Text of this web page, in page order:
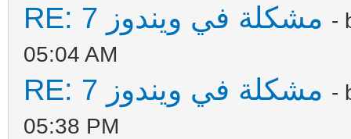
RE: مشكلة في ويندوز 7 -
05:04 AM
RE: مشكلة في ويندوز 7 -
05:38 PM